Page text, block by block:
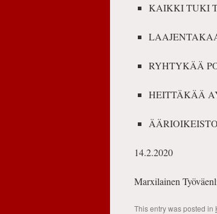
KAIKKI TUKI
RYHTYKÄÄ
HEITTÄKÄÄ
14.2.2020
Marxilainen
This entry was posted in